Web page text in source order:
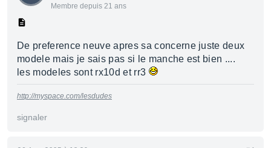
Membre depuis 21 ans
De preference neuve apres sa concerne juste deux
modele mais je sais pas si le manche est bien ....
les modeles sont rx10d et rr3
http://myspace.com/lesdudes
signaler